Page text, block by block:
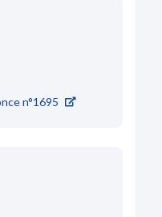
n°1695